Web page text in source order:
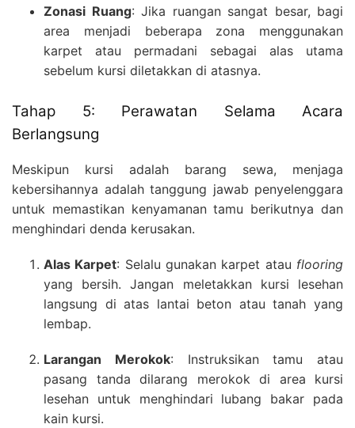
Zonasi Ruang: Jika ruangan sangat besar, bagi
area menjadi beberapa zona menggunakan
karpet atau permadani sebagai alas utama
sebelum kursi diletakkan di atasnya.
Tahap 5: Perawatan Selama Acara
Berlangsung
Meskipun kursi adalah barang sewa, menjaga
kebersihannya adalah tanggung jawab penyelenggara
untuk memastikan kenyamanan tamu berikutnya dan
menghindari denda kerusakan.
Alas Karpet: Selalu gunakan karpet atau flooring
yang bersih. Jangan meletakkan kursi lesehan
langsung di atas lantai beton atau tanah yang
lembap.
Larangan Merokok: Instruksikan tamu atau
pasang tanda dilarang merokok di area kursi
lesehan untuk menghindari lubang bakar pada
kain kursi.